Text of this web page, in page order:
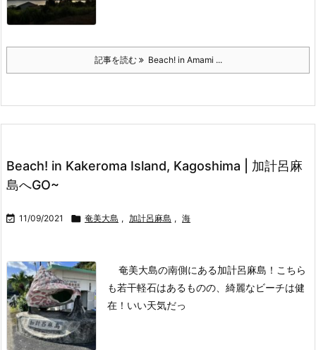
記事を読む Beach! in Amami ...
Beach! in Kakeroma Island, Kagoshima | 加計呂麻
島へGO~
 11/09/2021  奄美大島 , 加計呂麻島 , 海
奄美大島の南側にある加計呂麻島！ こちら
も若干軽石はあるものの、綺麗なビーチは健
在！ いい天気だっ